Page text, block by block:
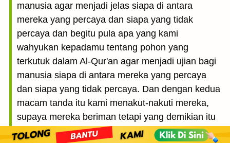
manusia agar menjadi jelas siapa di antara
mereka yang percaya dan siapa yang tidak
percaya dan begitu pula apa yang kami
wahyukan kepadamu tentang pohon yang
terkutuk dalam Al-Qur'an agar menjadi ujian bagi
manusia siapa di antara mereka yang percaya
dan siapa yang tidak percaya. Dan dengan kedua
macam tanda itu kami menakut-nakuti mereka,
supaya mereka beriman tetapi yang demikian itu
hanyalah menambah besar kedurhakaan mereka.